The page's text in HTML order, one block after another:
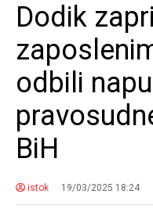
Dodik
odbili
BiH
istok 19/03/2025 18:24